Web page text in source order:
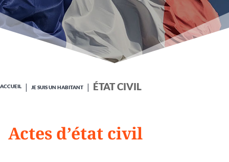
ACCUEIL JE SUIS UN HABITANT ÉTAT CIVIL
Actes d’état civil